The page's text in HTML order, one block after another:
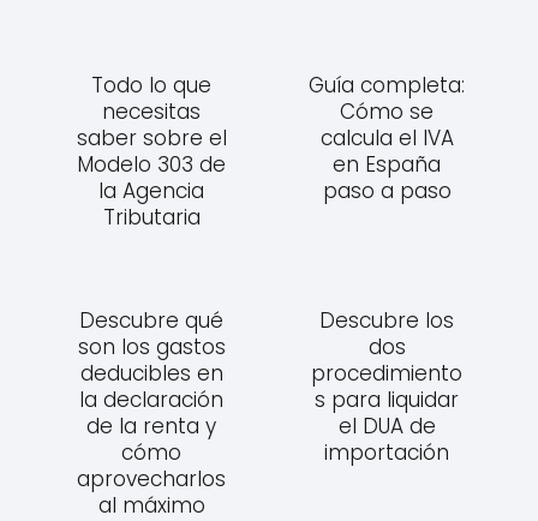
Todo lo que
necesitas
saber sobre el
Modelo 303 de
la Agencia
Tributaria
Guía completa:
Cómo se
calcula el IVA
en España
paso a paso
Descubre qué
son los gastos
deducibles en
la declaración
de la renta y
cómo
aprovecharlos
al máximo
Descubre los
dos
procedimiento
s para liquidar
el DUA de
importación